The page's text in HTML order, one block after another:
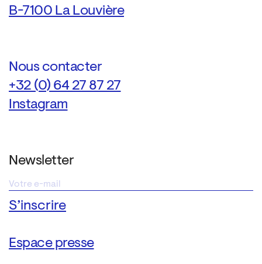
B-7100 La Louvière
Nous contacter
+32 (0) 64 27 87 27
Instagram
Newsletter
Espace presse